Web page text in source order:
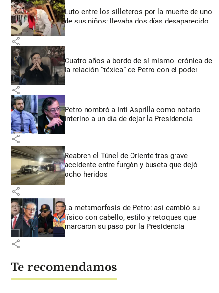
Luto entre los silleteros por la muerte de uno
de sus niños: llevaba dos días desaparecido
share
Cuatro años a bordo de sí mismo: crónica de
la relación “tóxica” de Petro con el poder
share
Petro nombró a Inti Asprilla como notario
interino a un día de dejar la Presidencia
share
Reabren el Túnel de Oriente tras grave
accidente entre furgón y buseta que dejó
ocho heridos
share
La metamorfosis de Petro: así cambió su
físico con cabello, estilo y retoques que
marcaron su paso por la Presidencia
share
Te recomendamos